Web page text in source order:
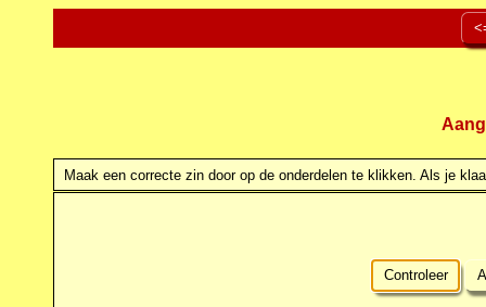
Maak een correcte zin door op de onderdelen te klikken. Als je
Controleer